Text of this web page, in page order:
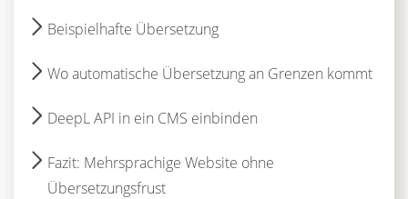
Beispielhafte Übersetzung
Wo automatische Übersetzung an Grenzen kommt
DeepL API in ein CMS einbinden
Fazit: Mehrsprachige Website ohne
Übersetzungsfrust